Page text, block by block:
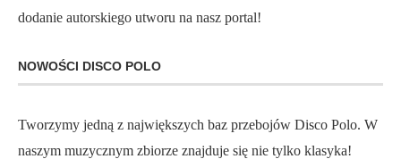
dodanie autorskiego utworu na nasz portal!
NOWOŚCI DISCO POLO
Tworzymy jedną z największych baz przebojów Disco Polo. W
naszym muzycznym zbiorze znajduje się nie tylko klasyka!